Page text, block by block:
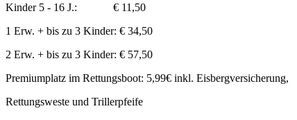
Kinder 5 - 16 J.: € 11,50
1 Erw. + bis zu 3 Kinder: € 34,50
2 Erw. + bis zu 3 Kinder: € 57,50
Premiumplatz im Rettungsboot: 5,99€ inkl. Eisbergversicherung,
Rettungsweste und Trillerpfeife